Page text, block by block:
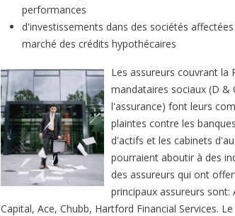
performances
d'investissements dans des sociétés
marché des crédits hypothécaires
Les assureurs couvrant la
mandataires sociaux (D &
l'assurance) font leurs
plaintes contre les
d'actifs et les cabinets
pourraient aboutir à des
des assureurs qui ont
principaux assureurs sont:
Capital, Ace, Chubb, Hartford Financial Services.